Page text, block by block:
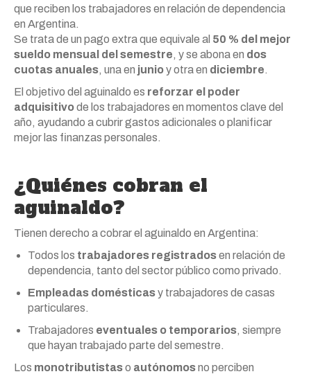
que reciben los trabajadores en relación de dependencia
en Argentina.
Se trata de un pago extra que equivale al 50 % del mejor
sueldo mensual del semestre, y se abona en dos
cuotas anuales, una en junioy otra en diciembre.
El objetivo del aguinaldo es reforzar el poder
adquisitivode los trabajadores en momentos clave del
año, ayudando a cubrir gastos adicionales o planificar
mejor las finanzas personales.
¿Quiénes cobran el
aguinaldo?
Tienen derecho a cobrar el aguinaldo en Argentina:
Todos los trabajadores registradosen relación de
dependencia, tanto del sector público como privado.
Empleadas domésticasy trabajadores de casas
particulares.
Trabajadores eventuales o temporarios, siempre
que hayan trabajado parte del semestre.
Los monotributistaso autónomosno perciben